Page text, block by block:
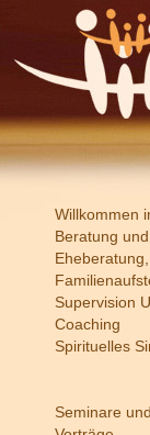
Willkommen
Beratung
Supervision
Coaching
Spirituelles
Seminare